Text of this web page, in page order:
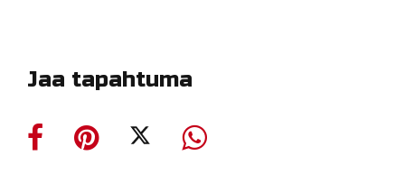
Jaa tapahtuma